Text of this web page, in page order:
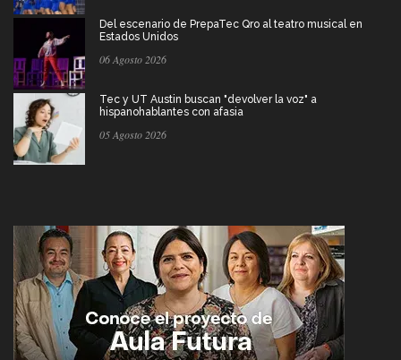
Del escenario de PrepaTec Qro al teatro musical en
Estados Unidos
06 Agosto 2026
Tec y UT Austin buscan "devolver la voz" a
hispanohablantes con afasia
05 Agosto 2026